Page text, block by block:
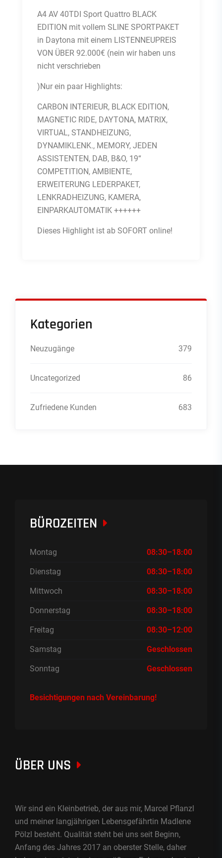
A4 AV 40TDI Sport Quattro BLACK
EDITION mit vollem SLINE SPORTPAKET
in Daytona mit einem LISTENNEUPREIS
VON ÜBER 92.000€ (nein wir haben uns
nicht verschrieben
)Nur ein paar Highlights:
CARBON INTERIEUR, BLACK EDITION,
MAGNETIC RIDE, DAYTONA, MATRIX,
VIRTUAL, STANDHEIZUNG,
DYNAMIKLENK., MEMORY, JEDEN
ASSISTENTEN, DAB, B&O, 19“
COMPETITION, AMBIENTE,
ERWEITERUNG LEDERPAKET,
LENKRADHEIZUNG, KAMERA,
EINPARKAUTOMATIK ++++++
Dieses Highlight ist ab SOFORT online!
Kategorien
Neuzugänge 379
Uncategorized 86
Zufriedene Kunden 683
BÜROZEITEN
Montag 08:30–18:00
Dienstag 08:30–18:00
Mittwoch 08:30–18:00
Donnerstag 08:30–18:00
Freitag 08:30–12:00
Samstag Geschlossen
Sonntag Geschlossen
Besichtigungen nach Vereinbarung!
ÜBER UNS
Wir sind ein Kleinbetrieb, der aus mir, Marcel Pflanzl
und meiner langjährigen Lebensgefährtin Madlene
Pölzl besteht. Qualität steht bei uns seit Beginn,
Anfang des Jahres 2017 an oberster Stelle, daher